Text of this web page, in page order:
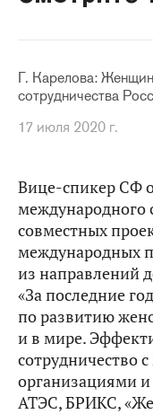
Г. Карелова:
сотрудничества
17 июля 2020 г.
Вице-спикер СФ
международного
совместных
международных
из направлений
«За последние
по развитию
и в мире.
сотрудничество
организациями
АТЭС, БРИКС,